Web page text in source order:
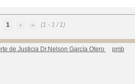
1 (1 - 1 / 1)
de Justicia Dr.Nelson García Otero pmb